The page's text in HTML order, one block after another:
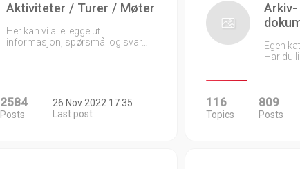
Aktiviteter / Turer / Møter
Her kan vi alle legge ut
informasjon, spørsmål og svar…
2584
Posts
26 Nov 2022 17:35
Last post
Arkiv-
Egen
Har du
116
Topics
809
Posts